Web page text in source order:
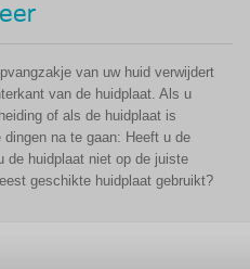
van uw huid verwijdert
van de huidplaat. Als u
of als de huidplaat is
na te gaan: Heeft u de
de huidplaat niet op de juiste
geschikte huidplaat gebruikt?